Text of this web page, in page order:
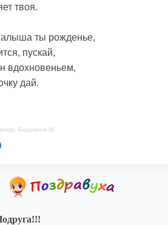
твоя.
ты рожденье,
пускай,
вдохновеньем,
дай.
Берсанов М.